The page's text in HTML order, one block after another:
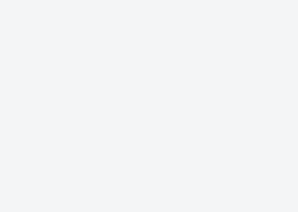
очках и респираторах.